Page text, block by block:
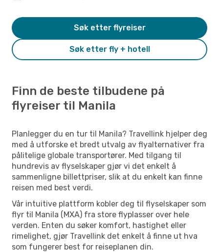
Søk etter fly + hotell
Søk etter flyreiser
Finn de beste tilbudene på
flyreiser til Manila
Planlegger du en tur til Manila? Travellink hjelper deg
med å utforske et bredt utvalg av flyalternativer fra
pålitelige globale transportører. Med tilgang til
hundrevis av flyselskaper gjør vi det enkelt å
sammenligne billettpriser, slik at du enkelt kan finne
reisen med best verdi.
Vår intuitive plattform kobler deg til flyselskaper som
flyr til Manila (MXA) fra store flyplasser over hele
verden. Enten du søker komfort, hastighet eller
rimelighet, gjør Travellink det enkelt å finne ut hva
som fungerer best for reiseplanen din.